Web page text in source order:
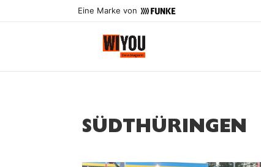
Eine Marke von
SÜDTHÜRINGEN